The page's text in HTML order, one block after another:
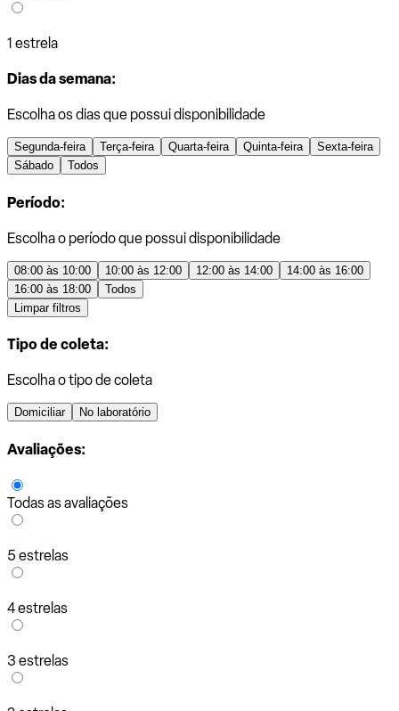
1 estrela
Dias da semana:
Escolha os dias que possui disponibilidade
Segunda-feira Terça-feira Quarta-feira Quinta-feira
Sexta-feira
Sábado
Todos
Período:
Escolha o período que possui disponibilidade
08:00 às 10:00 10:00 às 12:00 12:00 às 14:00
14:00 às 16:00
16:00 às 18:00
Todos
Limpar filtros
Tipo de coleta:
Escolha o tipo de coleta
Domiciliar No laboratório
Avaliações:
Todas as avaliações
5 estrelas
4 estrelas
3 estrelas